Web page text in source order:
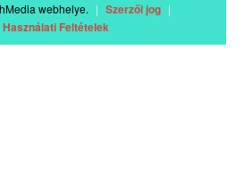
webhelye. | Szerzői jog |
Használati Feltételek